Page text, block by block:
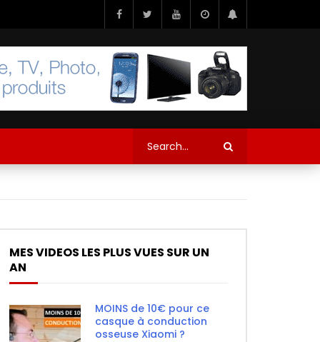
MES VIDEOS LES PLUS VUES SUR UN
AN
MOINS de 10€ pour ce
casque à conduction
osseuse Xiaomi ?